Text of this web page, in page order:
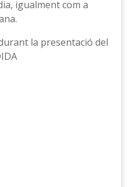
igualment com a
la presentació del